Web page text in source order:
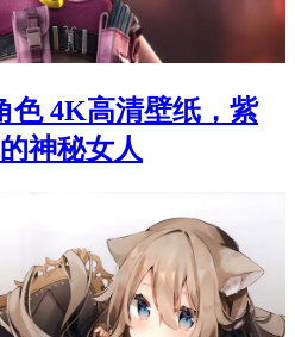
色 4K高清壁纸，紫
神秘女人